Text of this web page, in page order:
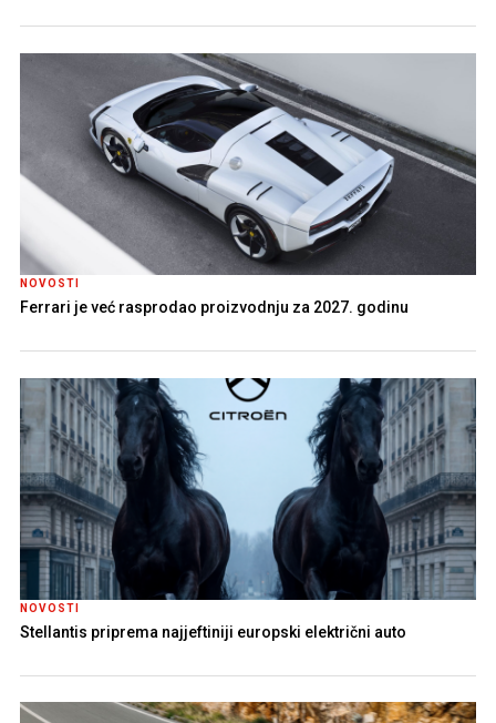
NOVOSTI
Ferrari je već rasprodao proizvodnju za 2027. godinu
NOVOSTI
Stellantis priprema najjeftiniji europski električni auto